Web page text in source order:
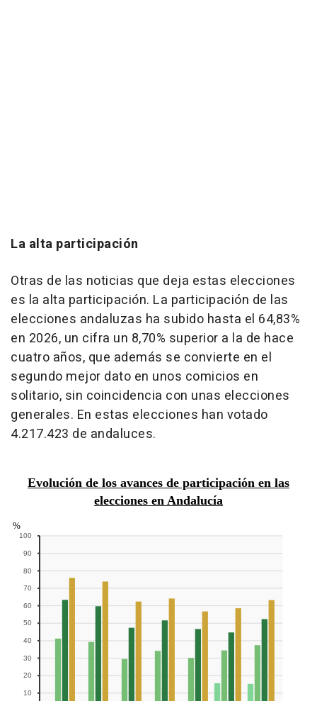
La alta participación
Otras de las noticias que deja estas elecciones
es la alta participación. La participación de las
elecciones andaluzas ha subido hasta el 64,83%
en 2026, un cifra un 8,70% superior a la de hace
cuatro años, que además se convierte en el
segundo mejor dato en unos comicios en
solitario, sin coincidencia con unas elecciones
generales. En estas elecciones han votado
4.217.423 de andaluces.